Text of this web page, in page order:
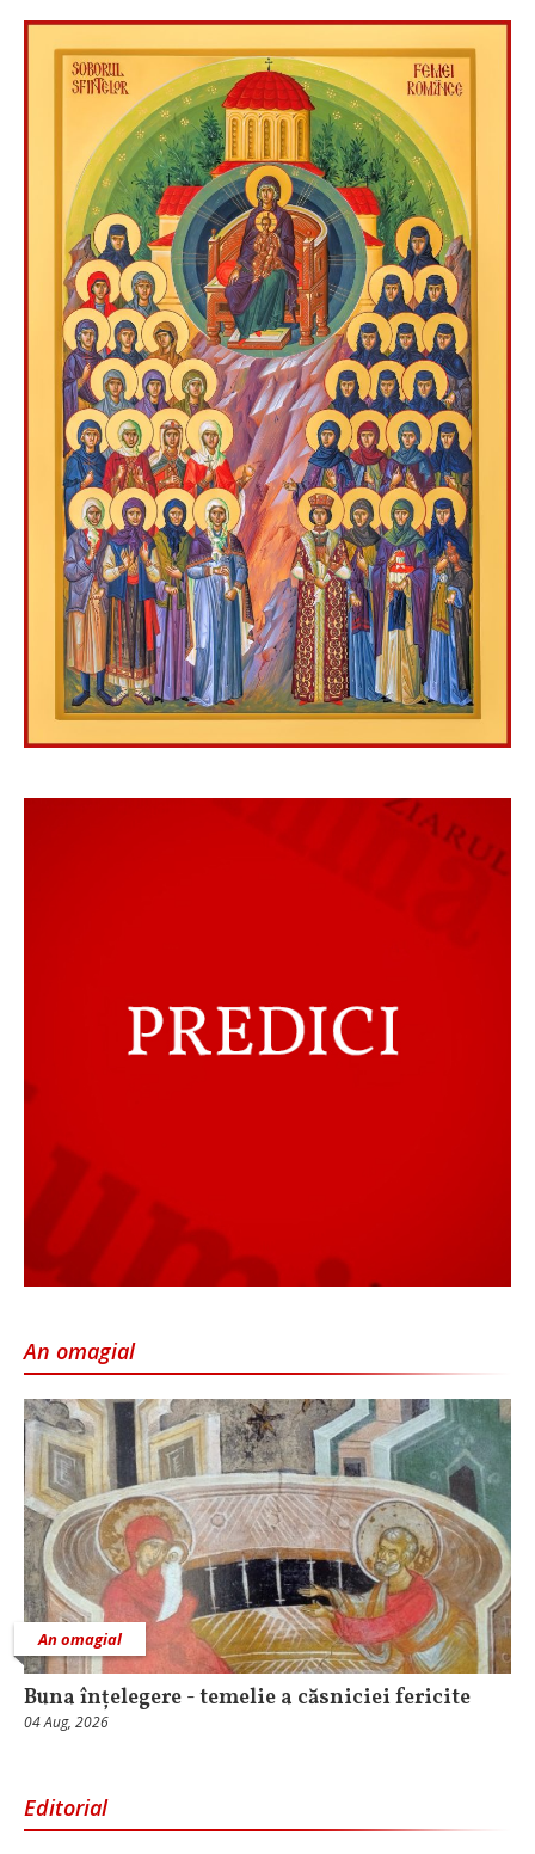
An omagial
An omagial
Buna înțelegere - temelie a căsniciei fericite
04 Aug, 2026
Editorial